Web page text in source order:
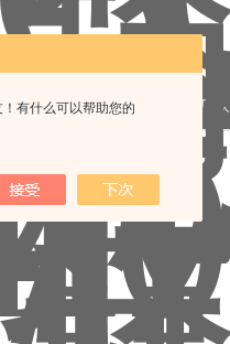
有什么可以帮助您的
CC-104I 开关箱液压冲孔机厂家
到第 页